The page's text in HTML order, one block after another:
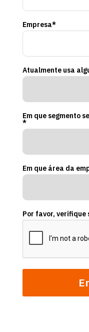
Empresa*
Atualmente usa
Em que segmento
*
Em que área da
Por favor, verifique